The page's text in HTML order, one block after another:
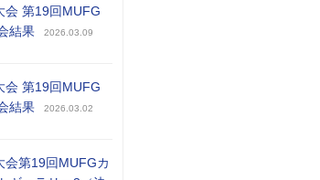
会 第19回MUFG
結果
2026.03.09
会 第19回MUFG
結果
2026.03.02
会第19回MUFGカ